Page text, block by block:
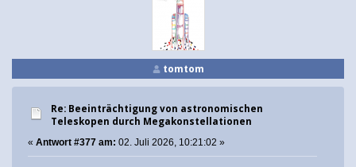
tomtom
Re: Beeinträchtigung von astronomischen
Teleskopen durch Megakonstellationen
« Antwort #377 am: 02. Juli 2026, 10:21:02 »